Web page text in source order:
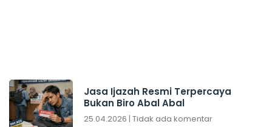
Jasa Ijazah Resmi Terpercaya
Bukan Biro Abal Abal
25.04.2026 Tidak ada komentar